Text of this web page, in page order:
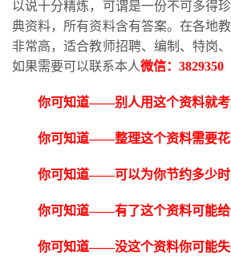
以说十分精炼，可谓是一份不可多得
典资料，所有资料含有答案。在各地
非常高，适合教师招聘、编制、特岗
如果需要可以联系本人微信： 3829350
你可知道——别人用这个资料就考
你可知道——整理这个资料需要花
你可知道——可以为你节约多少时
你可知道——有了这个资料可能给
你可知道——没这个资料你可能失